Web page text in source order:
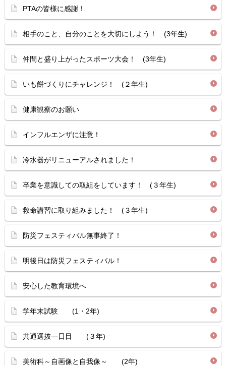
PTAの皆様に感謝！
相手のこと、自分のことを大切にしよう！ (3年生)
仲間と盛り上がったスポーツ大会！ (3年生)
いも餅づくりにチャレンジ！ (２年生)
健康観察のお願い
インフルエンザに注意！
冷水器がリニューアルされました！
卒業を意識しての取組をしています！ (３年生)
救命講習に取り組みました！ (３年生)
防災フェスティバル無事終了！
明後日は防災フェスティバル！
安心した教育環境へ
学年末試験 (1・2年)
共通選抜一日目 (３年)
美術科～自画像と自我像～ (2年)